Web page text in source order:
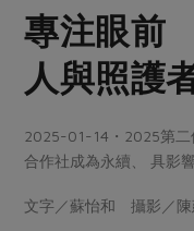
豆製品
肉品・水產
畜產肉類
水畜加工品
常備菜
蔬食
蛋料理
料理方式
烘焙．點心
更多預購活動
合作25-經典快閃最後一
合作25-精選產品第四彈
社內大小事
產品故事
樂齡生活
廚房瑜伽
關注議題
關於我們
合作社組織
專注眼
人與照護
2025-01-14・2025第二
合作社成為永續、 具影
文字／蘇怡和 攝影／陳